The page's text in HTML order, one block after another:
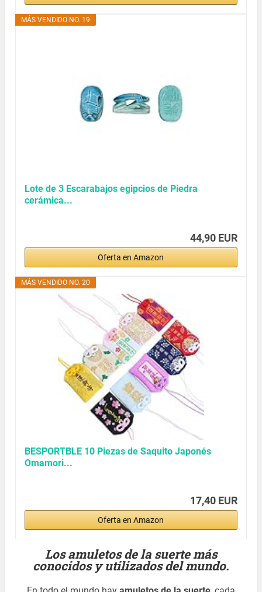
MÁS VENDIDO NO. 19
Lote de 3 Escarabajos egipcios de Piedra
cerámica...
44,90 EUR
Oferta en Amazon
MÁS VENDIDO NO. 20
BESPORTBLE 10 Piezas de Saquito Japonés
Omamori...
17,40 EUR
Oferta en Amazon
Los amuletos de la suerte más
conocidos y utilizados del mundo.